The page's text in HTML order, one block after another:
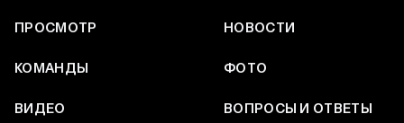
ПРОСМОТР НОВОСТИ
КОМАНДЫ ФОТО
ВИДЕО ВОПРОСЫ И ОТВЕТЫ